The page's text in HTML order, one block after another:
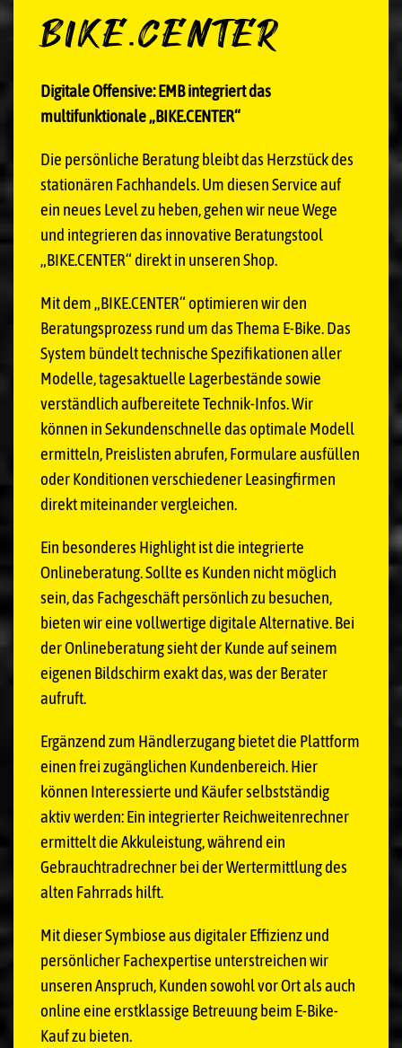
BIKE.CENTER
Digitale Offensive: EMB integriert das
multifunktionale „BIKE.CENTER“
Die persönliche Beratung bleibt das Herzstück des
stationären Fachhandels. Um diesen Service auf
ein neues Level zu heben, gehen wir neue Wege
und integrieren das innovative Beratungstool
„BIKE.CENTER“ direkt in unseren Shop.
Mit dem „BIKE.CENTER“ optimieren wir den
Beratungsprozess rund um das Thema E-Bike. Das
System bündelt technische Spezifikationen aller
Modelle, tagesaktuelle Lagerbestände sowie
verständlich aufbereitete Technik-Infos. Wir
können in Sekundenschnelle das optimale Modell
ermitteln, Preislisten abrufen, Formulare ausfüllen
oder Konditionen verschiedener Leasingfirmen
direkt miteinander vergleichen.
Ein besonderes Highlight ist die integrierte
Onlineberatung. Sollte es Kunden nicht möglich
sein, das Fachgeschäft persönlich zu besuchen,
bieten wir eine vollwertige digitale Alternative. Bei
der Onlineberatung sieht der Kunde auf seinem
eigenen Bildschirm exakt das, was der Berater
aufruft.
Ergänzend zum Händlerzugang bietet die Plattform
einen frei zugänglichen Kundenbereich. Hier
können Interessierte und Käufer selbstständig
aktiv werden: Ein integrierter Reichweitenrechner
ermittelt die Akkuleistung, während ein
Gebrauchtradrechner bei der Wertermittlung des
alten Fahrrads hilft.
Mit dieser Symbiose aus digitaler Effizienz und
persönlicher Fachexpertise unterstreichen wir
unseren Anspruch, Kunden sowohl vor Ort als auch
online eine erstklassige Betreuung beim E-Bike-
Kauf zu bieten.